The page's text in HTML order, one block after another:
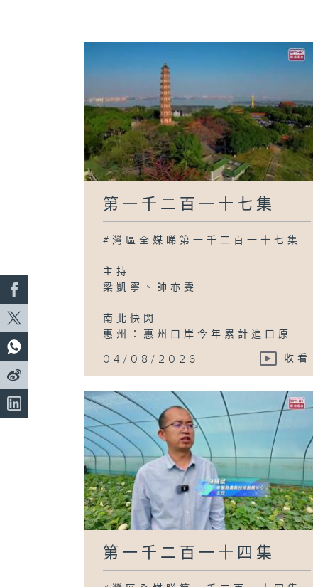
第一千二百一十七集
#灣區全媒睇第一千二百一十七集
主持
梁凱寧、帥亦雯
南北快閃
惠州：惠州口岸今年累計進口原...
04/08/2026 收看
第一千二百一十四集